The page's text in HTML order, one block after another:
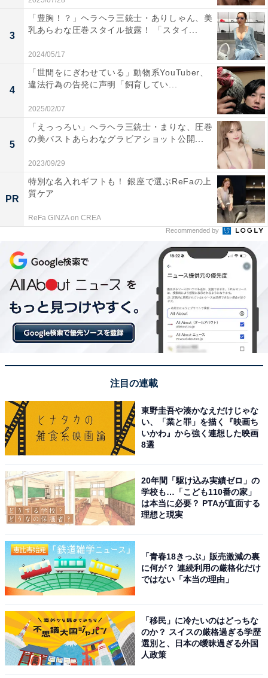
3
「豊胸！？」ヘラヘラ三銃士・ありしゃん、美
乳あらわな圧巻スタイル披露！ 「スタイ...
2024/05/17
4
「世間をにぎわせている」動物系YouTuber、
違法行為の告発に声明「飼育してい...
2025/02/07
5
「えっっろい」ヘラヘラ三銃士・まりな、圧巻
の美バストあらわなグラビアショット公開...
2023/09/29
PR
特別な名入れギフトも！ 銀座で選ぶReFaの上
質ケア
ReFa GINZA on CREA
Recommended by
注目の連載
東野圭吾や湊かなえだけじゃな
い、「業と罪」を描く『映画ち
いかわ』から強く連想した映画
8選
20年間「駆け込み実績ゼロ」の
学校も…「こども110番の家」
は本当に必要？ PTAが直面する
理想と現実
「青春18きっぷ」販売激減の裏
に何が？ 連続利用の厳格化だけ
ではない「本当の理由」
「移民」に冷たいのはどっちな
のか？ スイスの厳格過ぎる学歴
選別と、日本の曖昧過ぎる外国
人政策